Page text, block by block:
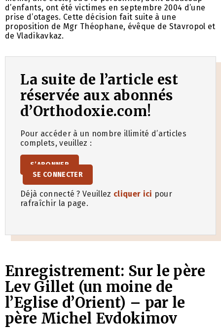
d’enfants, ont été victimes en septembre 2004 d’une
prise d’otages. Cette décision fait suite à une
proposition de Mgr Théophane, évêque de Stavropol et
de Vladikavkaz.
La suite de l’article est
réservée aux abonnés
d’Orthodoxie.com!
Pour accéder à un nombre illimité d’articles
complets, veuillez :
S’ABONNER
SE CONNECTER
Déjà connecté ? Veuillez cliquer ici pour
rafraîchir la page.
Enregistrement: Sur le père
Lev Gillet (un moine de
l’Eglise d’Orient) – par le
père Michel Evdokimov